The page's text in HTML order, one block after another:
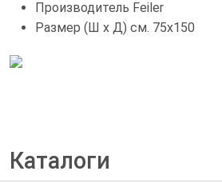
Производитель Feiler
Размер (Ш х Д) см. 75x150
Каталоги